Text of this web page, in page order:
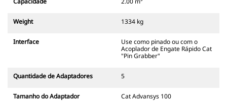
acoplador, sempre na linha de
Os Acopladores de Engate Rápido
com as escavadeiras com esteira
311-352 e todas as escavadeiras
largura de valetamento também
Os acessórios compatíveis com o
Weight 1334 kg
Interface
Use como pinado ou com o
Acoplador de Engate Rápido Cat
"Pin Grabber"
Quantidade de Adaptadores 5
Tamanho do Adaptador Cat Advansys 100